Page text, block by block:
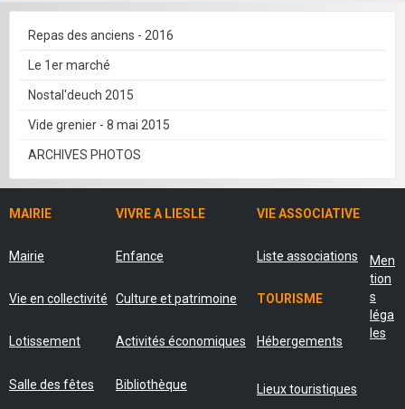
Repas des anciens - 2016
Le 1er marché
Nostal'deuch 2015
Vide grenier - 8 mai 2015
ARCHIVES PHOTOS
MAIRIE VIVRE A LIESLE VIE ASSOCIATIVE
Mairie Enfance Liste associations
Vie en collectivité Culture et patrimoine TOURISME
Lotissement Activités économiques Hébergements
Salle des fêtes Bibliothèque Lieux touristiques
Men
tion
s
léga
les